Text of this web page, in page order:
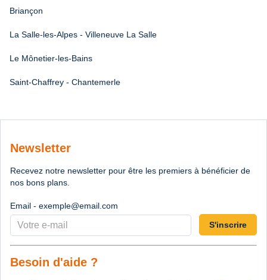
Briançon
La Salle-les-Alpes - Villeneuve La Salle
Le Mônetier-les-Bains
Saint-Chaffrey - Chantemerle
Newsletter
Recevez notre newsletter pour être les premiers à bénéficier de
nos bons plans.
Email - exemple@email.com
S'inscrire
Besoin d'aide ?